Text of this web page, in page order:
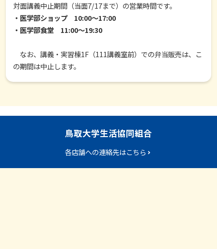
対面講義中止期間（当面7/17まで）の営業時間です。
・医学部ショップ 10:00～17:00
・医学部食堂 11:00～19:30
なお、講義・実習棟1F（111講義室前）での弁当販売は、こ
の期間は中止します。
鳥取大学生活協同組合
各店舗への連絡先はこちら